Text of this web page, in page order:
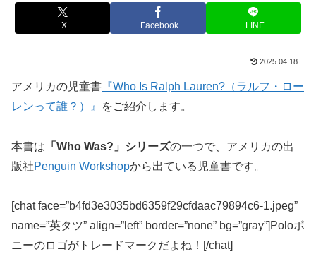
X Facebook LINE
2025.04.18
アメリカの児童書 『Who Is Ralph Lauren?（ラルフ・ロー
レンって誰？）』
をご紹介します。
本書は 「Who Was?」シリーズの一つで、アメリカの出
版社Penguin Workshopから出ている児童書です。
[chat face=”b4fd3e3035bd6359f29cfdaac79894c6-1.jpeg”
name=”英タツ” align=”left” border=”none” bg=”gray”]Poloポ
ニーのロゴがトレードマークだよね！[/chat]